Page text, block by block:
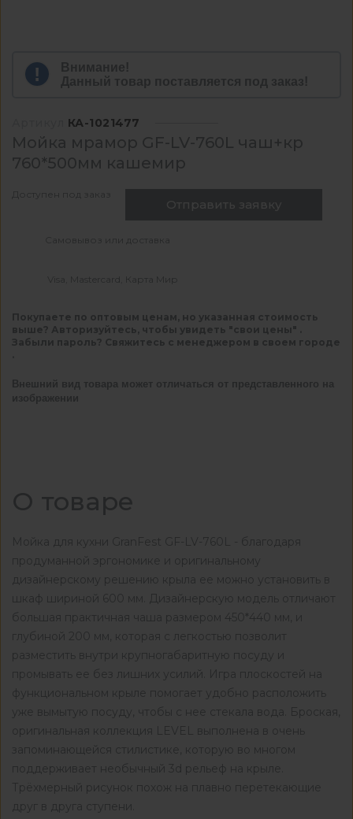
Внимание!
Данный товар поставляется под заказ!
КА-1021477
Мойка мрамор GF-LV-760L чаш+кр
760*500мм кашемир
Доступен под заказ
Отправить заявку
Самовывоз или доставка
Visa, Mastercard, Карта Мир
Покупаете по оптовым ценам, но указанная стоимость
выше? Авторизуйтесь, чтобы увидеть "свои цены" .
Забыли пароль? Свяжитесь с менеджером в своем городе
Внешний вид товара может отличаться от представленного на
изображении
О товаре
Мойка для кухни GranFest GF-LV-760L - благодаря
продуманной эргономике и оригинальному
дизайнерскому решению крыла ее можно установить в
шкаф шириной 600 мм. Дизайнерскую модель отличают
большая практичная чаша размером 450*440 мм, и
глубиной 200 мм, которая с легкостью позволит
разместить внутри крупногабаритную посуду и
промывать ее без лишних усилий. Игра плоскостей на
функциональном крыле помогает удобно расположить
уже вымытую посуду, чтобы с нее стекала вода. Броская,
оригинальная коллекция LEVEL выполнена в очень
запоминающейся стилистике, которую во многом
поддерживает необычный 3d рельеф на крыле.
Трёхмерный рисунок похож на плавно перетекающие
друг в друга ступени.